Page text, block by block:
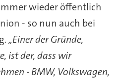
wieder öffentlich
- so nun auch bei
„Einer der Gründe,
ist der, dass wir
- BMW, Volkswagen,